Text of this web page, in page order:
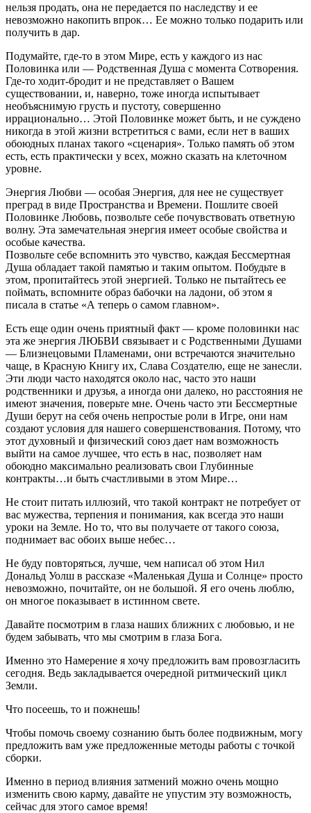
нельзя продать, она не передается по наследству и ее
невозможно накопить впрок… Ее можно только подарить или
получить в дар.
Подумайте, где-то в этом Мире, есть у каждого из нас
Половинка или — Родственная Душа с момента Сотворения.
Где-то ходит-бродит и не представляет о Вашем
существовании, и, наверно, тоже иногда испытывает
необъяснимую грусть и пустоту, совершенно
иррационально… Этой Половинке может быть, и не суждено
никогда в этой жизни встретиться с вами, если нет в ваших
обоюдных планах такого «сценария». Только память об этом
есть, есть практически у всех, можно сказать на клеточном
уровне.
Энергия Любви — особая Энергия, для нее не существует
преград в виде Пространства и Времени. Пошлите своей
Половинке Любовь, позвольте себе почувствовать ответную
волну. Эта замечательная энергия имеет особые свойства и
особые качества.
Позвольте себе вспомнить это чувство, каждая Бессмертная
Душа обладает такой памятью и таким опытом. Побудьте в
этом, пропитайтесь этой энергией. Только не пытайтесь ее
поймать, вспомните образ бабочки на ладони, об этом я
писала в статье «А теперь о самом главном».
Есть еще один очень приятный факт — кроме половинки нас
эта же энергия ЛЮБВИ связывает и с Родственными Душами
— Близнецовыми Пламенами, они встречаются значительно
чаще, в Красную Книгу их, Слава Создателю, еще не занесли.
Эти люди часто находятся около нас, часто это наши
родственники и друзья, а иногда они далеко, но расстояния не
имеют значения, поверьте мне. Очень часто эти Бессмертные
Души берут на себя очень непростые роли в Игре, они нам
создают условия для нашего совершенствования. Потому, что
этот духовный и физический союз дает нам возможность
выйти на самое лучшее, что есть в нас, позволяет нам
обоюдно максимально реализовать свои Глубинные
контракты…и быть счастливыми в этом Мире…
Не стоит питать иллюзий, что такой контракт не потребует от
вас мужества, терпения и понимания, как всегда это наши
уроки на Земле. Но то, что вы получаете от такого союза,
поднимает вас обоих выше небес…
Не буду повторяться, лучше, чем написал об этом Нил
Дональд Уолш в рассказе «Маленькая Душа и Солнце» просто
невозможно, почитайте, он не большой. Я его очень люблю,
он многое показывает в истинном свете.
Давайте посмотрим в глаза наших ближних с любовью, и не
будем забывать, что мы смотрим в глаза Бога.
Именно это Намерение я хочу предложить вам провозгласить
сегодня. Ведь закладывается очередной ритмический цикл
Земли.
Что посеешь, то и пожнешь!
Чтобы помочь своему сознанию быть более подвижным, могу
предложить вам уже предложенные методы работы с точкой
сборки.
Именно в период влияния затмений можно очень мощно
изменить свою карму, давайте не упустим эту возможность,
сейчас для этого самое время!